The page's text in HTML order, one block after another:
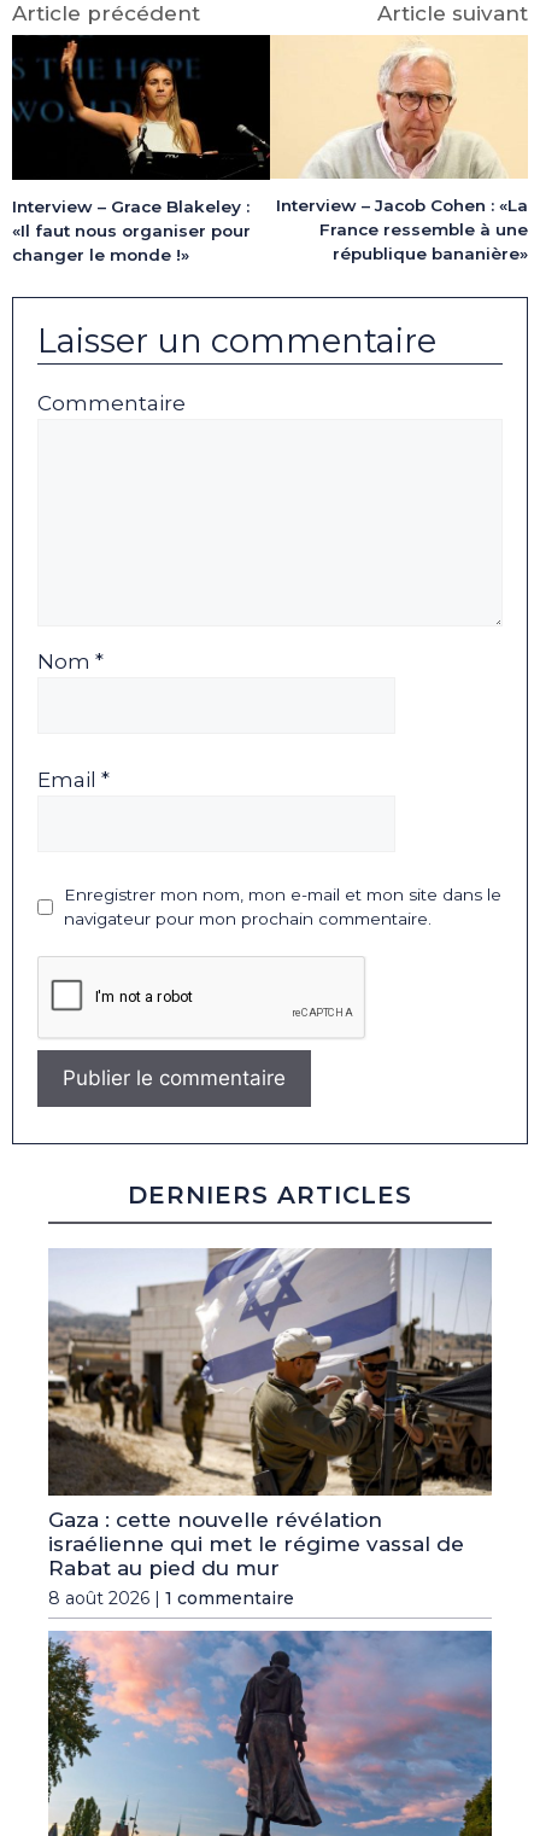
Article précédent
Interview – Grace Blakeley :
«Il faut nous organiser pour
changer le monde !»
Article suivant
Interview – Jacob Cohen : «La
France ressemble à une
république bananière»
Laisser un commentaire
Commentaire
Nom *
Email *
Enregistrer mon nom, mon e-mail et mon site dans le
navigateur pour mon prochain commentaire.
DERNIERS ARTICLES
Gaza : cette nouvelle révélation
israélienne qui met le régime vassal de
Rabat au pied du mur
8 août 2026 | 1 commentaire